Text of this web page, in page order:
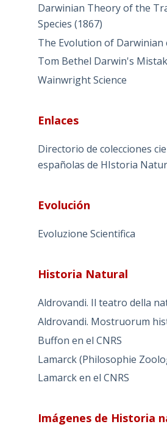
Darwinian Theory of the
Species (1867)
The Evolution of Darwinian
Tom Bethel Darwin's
Wainwright Science
Enlaces
Directorio de colecciones
españolas de HIstoria
Evolución
Evoluzione Scientifica
Historia Natural
Aldrovandi. Il teatro della
Aldrovandi. Mostruorum
Buffon en el CNRS
Lamarck (Philosophie
Lamarck en el CNRS
Imágenes de Historia